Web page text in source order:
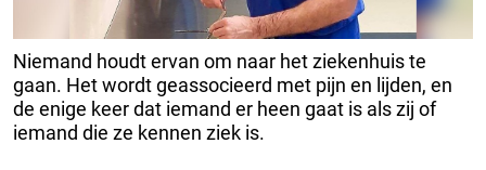
Niemand houdt ervan om naar het ziekenhuis te
gaan. Het wordt geassocieerd met pijn en lijden, en
de enige keer dat iemand er heen gaat is als zij of
iemand die ze kennen ziek is.